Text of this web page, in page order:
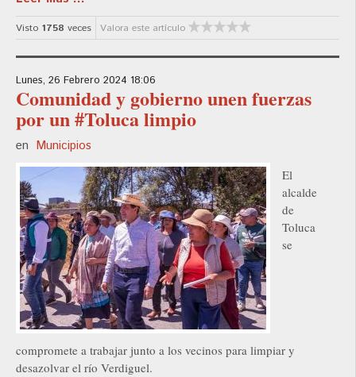
Visto 1758 veces Valora este artículo
Lunes, 26 Febrero 2024 18:06
Comunidad y gobierno unen fuerzas
por un #Toluca limpio
en Municipios
El
alcalde
de
Toluca
se
compromete a trabajar junto a los vecinos para limpiar y
desazolvar el río Verdiguel.